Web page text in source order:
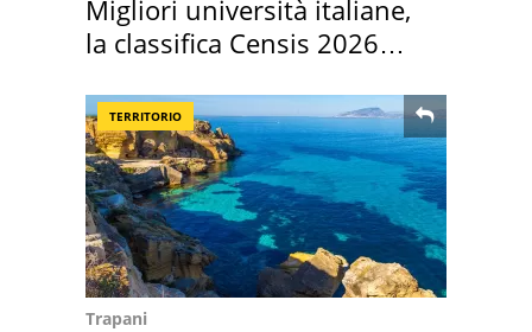
Migliori università italiane,
la classifica Censis 2026
TERRITORIO
Trapani